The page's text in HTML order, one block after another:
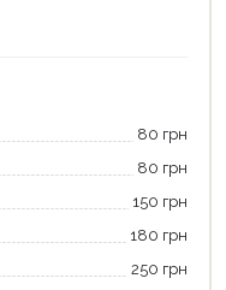
80 грн
80 грн
150 грн
180 грн
250 грн